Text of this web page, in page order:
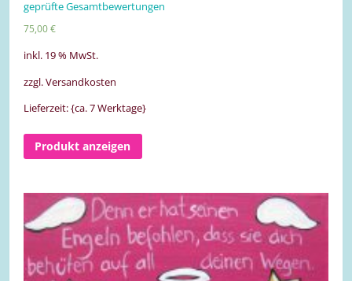
5.00
geprüfte Gesamtbewertungen
75,00€
inkl. 19 % MwSt.
zzgl. Versandkosten
Lieferzeit: {ca. 7 Werktage}
Produkt anzeigen